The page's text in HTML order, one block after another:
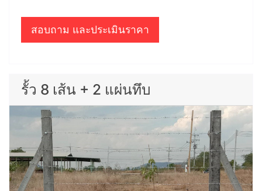
สอบถาม และประเมินราคา
รั้ว 8 เส้น + 2 แผ่นทึบ